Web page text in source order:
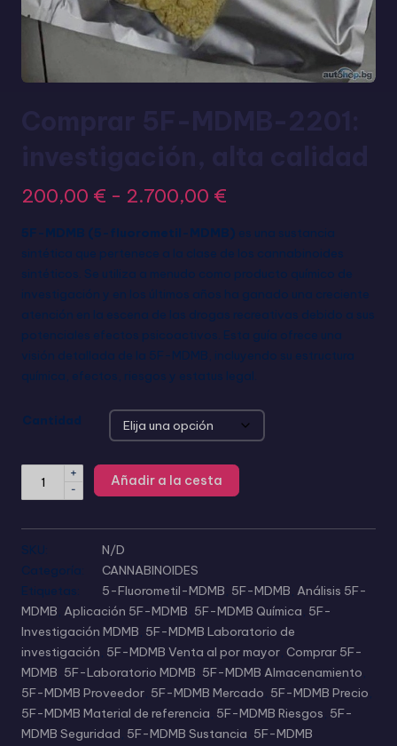
200,00 € - 2.700,00 €
5F-MDMB (5-fluorometil-MDMB) es una sustancia
sintética que pertenece a la clase de los cannabinoides
sintéticos. Se utiliza a menudo como producto químico de
investigación y en los últimos años ha ganado una creciente
atención en la escena de las drogas recreativas debido a sus
potenciales efectos psicoactivos. Esta guía ofrece una
visión detallada de la 5F-MDMB, incluyendo su estructura
química, efectos, riesgos y estatus legal.
Cantidad
-
+
Añadir a la cesta
SKU:
N/D
Categoría:
CANNABINOIDES
Etiquetas:
5-Fluorometil-MDMB 5F-MDMB Análisis 5F-
MDMB Aplicación 5F-MDMB 5F-MDMB Química 5F-
Investigación MDMB 5F-MDMB Laboratorio de
investigación 5F-MDMB Venta al por mayor Comprar 5F-
MDMB 5F-Laboratorio MDMB 5F-MDMB Almacenamiento
5F-MDMB Proveedor 5F-MDMB Mercado 5F-MDMB Precio
5F-MDMB Material de referencia 5F-MDMB Riesgos 5F-
MDMB Seguridad 5F-MDMB Sustancia 5F-MDMB